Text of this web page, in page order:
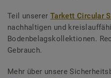
Teil unserer Tarkett Circular
nachhaltigen und
Bodenbelagskollektionen.
Gebrauch.
Mehr über unsere